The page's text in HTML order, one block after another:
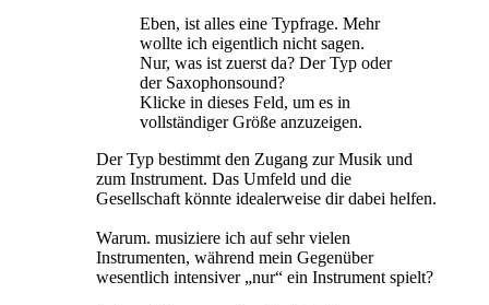
Eben, ist alles eine Typfrage. Mehr
wollte ich eigentlich nicht sagen.
Nur, was ist zuerst da? Der Typ oder
der Saxophonsound?
Klicke in dieses Feld, um es in
vollständiger Größe anzuzeigen.
Der Typ bestimmt den Zugang zur Musik und
zum Instrument. Das Umfeld und die
Gesellschaft könnte idealerweise dir dabei helfen.
Warum. musiziere ich auf sehr vielen
Instrumenten, während mein Gegenüber
wesentlich intensiver „nur“ ein Instrument spielt?